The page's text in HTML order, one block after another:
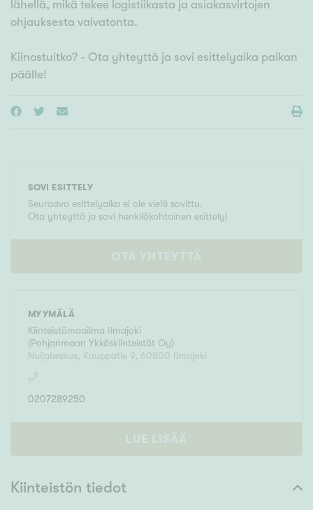
lähellä, mikä tekee logistiikasta ja asiakasvirtojen
ohjauksesta vaivatonta.
Kiinostuitko? - Ota yhteyttä ja sovi esittelyaika paikan
päälle!
SOVI ESITTELY
Seuraava esittelyaika ei ole vielä sovittu.
Ota yhteyttä ja sovi henkilökohtainen esittely!
OTA YHTEYTTÄ
MYYMÄLÄ
Kiinteistömaailma Ilmajoki
(Pohjanmaan Ykköskiinteistöt Oy)
Nuijakeskus, Kauppatie 9, 60800 Ilmajoki
0207289250
LUE LISÄÄ
Kiinteistön tiedot